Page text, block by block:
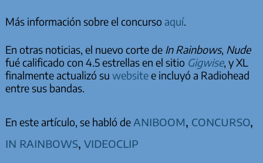
Más información sobre el concurso aquí.
En otras noticias, el nuevo corte de In Rainbows, Nude
fué calificado con 4.5 estrellas en el sitio Gigwise, y XL
finalmente actualizó su websitee incluyó a Radiohead
entre sus bandas.
En este artículo, se habló de aniboom, concurso,
in rainbows, videoclip